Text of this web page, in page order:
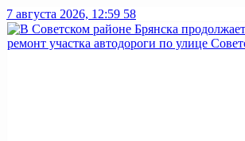
7 августа 2026, 12:59 58